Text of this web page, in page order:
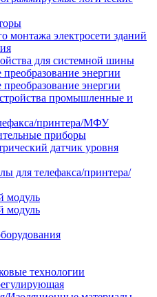
монтажа электросети зданий
для системной шины
энергии
энергии
промышленные и
принтера/МФУ
приборы
датчик уровня
для телефакса/принтера/
модуль
модуль
технологии